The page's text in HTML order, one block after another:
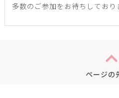
多数のご参加をお待ちしており
expand_less
ページの